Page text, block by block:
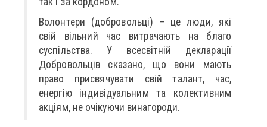
Волонтери (добровольці) – це люди, які
свій вільний час витрачають на благо
суспільства. У всесвітній декларації
Добровольців сказано, що вони мають
право присвячувати свій талант, час,
енергію індивідуальним та колективним
акціям, не очікуючи винагороди.